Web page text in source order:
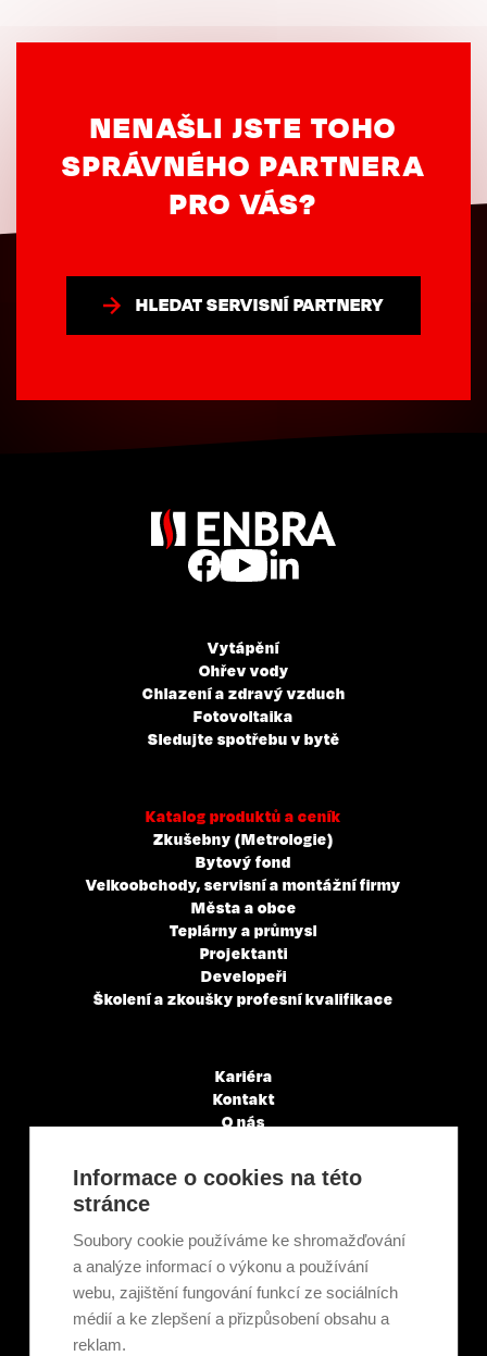
NENAŠLI JSTE TOHO
SPRÁVNÉHO PARTNERA
PRO VÁS?
HLEDAT SERVISNÍ PARTNERY
Vytápění
Ohřev vody
Chlazení a zdravý vzduch
Fotovoltaika
Sledujte spotřebu v bytě
Katalog produktů a ceník
Zkušebny (Metrologie)
Bytový fond
Velkoobchody, servisní a montážní firmy
Města a obce
Teplárny a průmysl
Projektanti
Developeři
Školení a zkoušky profesní kvalifikace
Kariéra
Kontakt
O nás
Články a novinky
GDPR & Cookies
Ekologická recyklace
Projekty EU
Intranet - Přihlášení
Přihlášení
Informace o cookies na této
stránce
Soubory cookie používáme ke shromažďování
a analýze informací o výkonu a používání
webu, zajištění fungování funkcí ze sociálních
médií a ke zlepšení a přizpůsobení obsahu a
reklam.